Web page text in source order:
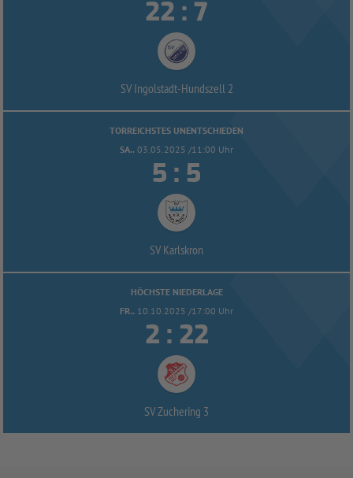
 : 
SV Ingolstadt-Hundszell 2
TORREICHSTES UNENTSCHIEDEN
SA.. 03.05.2025 /11:00 Uhr
 : 
SV Karlskron
HÖCHSTE NIEDERLAGE
FR.. 10.10.2025 /17:00 Uhr
 : 
SV Zuchering 3